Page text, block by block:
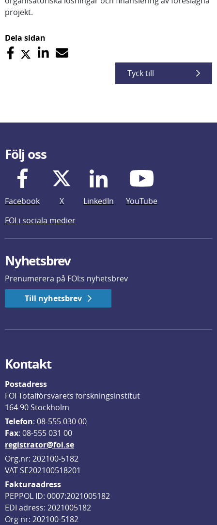
projekt.
Dela sidan
Tyck till
Följ oss
Facebook X LinkedIn
YouTube
FOI i sociala medier
Nyhetsbrev
Prenumerera på FOI:s nyhetsbrev
Till nyhetsbrev
Kontakt
Postadress
FOI Totalförsvarets forskningsinstitut
164 90 Stockholm
Telefon: 08-555 030 00
Fax: 08-555 031 00
registrator@foi.se
Org.nr: 202100-5182
VAT SE202100518201
Fakturaadress
PEPPOL ID: 0007:2021005182
EDI adress: 2021005182
Org nr: 202100-5182